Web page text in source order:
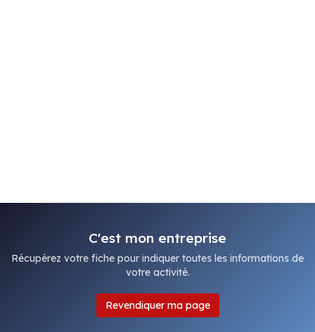
C'est mon entreprise
Récupérez votre fiche pour indiquer toutes les informations de
votre activité.
Revendiquer ma page